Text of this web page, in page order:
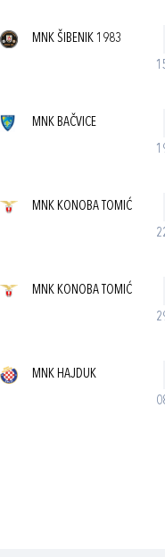
MNK ŠIBENIK 1983
MNK BAČVICE
MNK KONOBA TOMIĆ
MNK KONOBA TOMIĆ
MNK HAJDUK